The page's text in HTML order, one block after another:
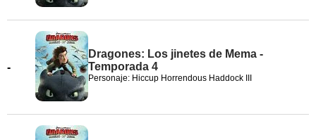
-
Dragones: Los jinetes de Mema -
Temporada 4
Personaje: Hiccup Horrendous Haddock III